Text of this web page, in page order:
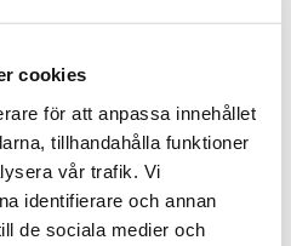
cookies
för att anpassa innehållet
tillhandahålla funktioner
vår trafik. Vi
identifierare och annan
de sociala medier och
till i favoriter